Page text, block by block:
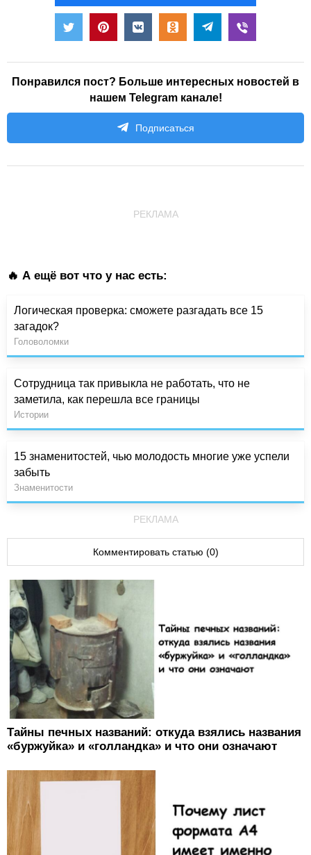
Понравился пост? Больше интересных новостей в
нашем Telegram канале!
Подписаться
РЕКЛАМА
🔥 А ещё вот что у нас есть:
Логическая проверка: сможете разгадать все 15
загадок?
Головоломки
Сотрудница так привыкла не работать, что не
заметила, как перешла все границы
Истории
15 знаменитостей, чью молодость многие уже успели
забыть
Знаменитости
РЕКЛАМА
Комментировать статью (0)
Тайны печных названий: откуда взялись названия
«буржуйка» и «голландка» и что они означают